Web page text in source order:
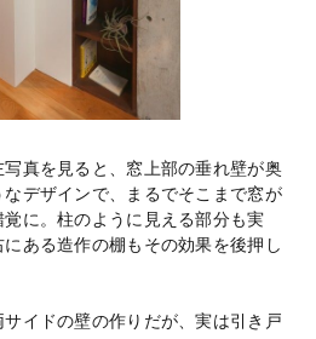
真を見ると、窓上部の垂れ壁が奥
デザインで、まるでそこまで窓が
に。柱のように見える部分も実
ある造作の棚もその効果を後押し
イドの壁の作りだが、実は引き戸